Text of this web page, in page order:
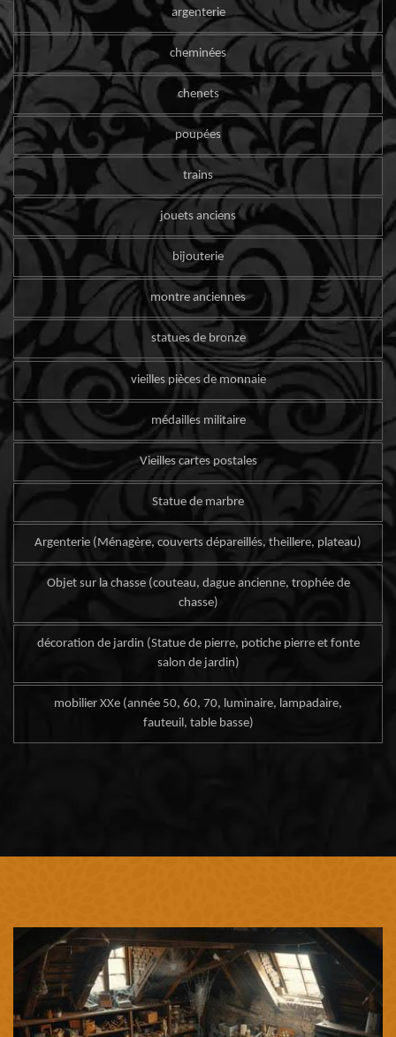
argenterie
cheminées
chenets
poupées
trains
jouets anciens
bijouterie
montre anciennes
statues de bronze
vieilles pièces de monnaie
médailles militaire
Vieilles cartes postales
Statue de marbre
Argenterie (Ménagère, couverts dépareillés, theillere, plateau)
Objet sur la chasse (couteau, dague ancienne, trophée de
chasse)
décoration de jardin (Statue de pierre, potiche pierre et fonte
salon de jardin)
mobilier XXe (année 50, 60, 70, luminaire, lampadaire,
fauteuil, table basse)